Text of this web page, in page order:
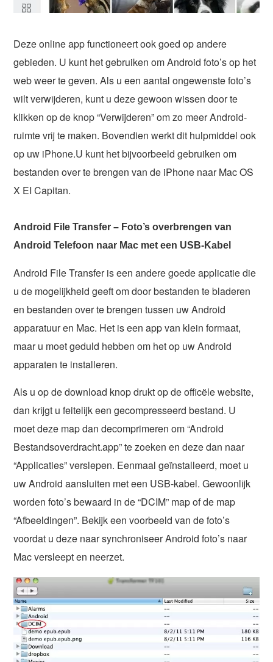
Deze online app functioneert ook goed op andere
gebieden. U kunt het gebruiken om Android foto’s op het
web weer te geven. Als u een aantal ongewenste foto’s
wilt verwijderen, kunt u deze gewoon wissen door te
klikken op de knop “Verwijderen” om zo meer Android-
ruimte vrij te maken. Bovendien werkt dit hulpmiddel ook
op uw iPhone.U kunt het bijvoorbeeld gebruiken om
bestanden over te brengen van de iPhone naar Mac OS
X EI Capitan.
Android File Transfer – Foto’s overbrengen van
Android Telefoon naar Mac met een USB-Kabel
Android File Transfer is een andere goede applicatie die
u de mogelijkheid geeft om door bestanden te bladeren
en bestanden over te brengen tussen uw Android
apparatuur en Mac. Het is een app van klein formaat,
maar u moet geduld hebben om het op uw Android
apparaten te installeren.
Als u op de download knop drukt op de officële website,
dan krijgt u feitelijk een gecompresseerd bestand. U
moet deze map dan decomprimeren om “Android
Bestandsoverdracht.app” te zoeken en deze dan naar
“Applicaties” verslepen. Eenmaal geïnstalleerd, moet u
uw Android aansluiten met een USB-kabel. Gewoonlijk
worden foto’s bewaard in de “DCIM” map of de map
“Afbeeldingen”. Bekijk een voorbeeld van de foto’s
voordat u deze naar synchroniseer Android foto’s naar
Mac versleept en neerzet.